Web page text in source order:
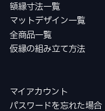
額縁寸法一覧
マットデザイン一覧
全商品一覧
仮縁の組み立て方法
マイアカウント
パスワードを忘れた場合